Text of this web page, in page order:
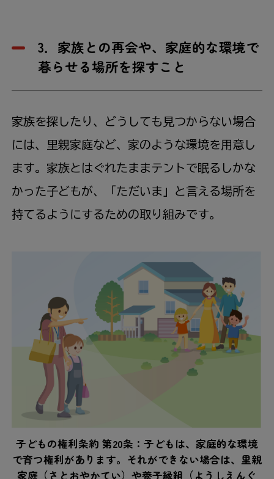
3．家族との再会や、家庭的な環境で
暮らせる場所を探すこと
家族を探したり、どうしても見つからない場合
には、里親家庭など、家のような環境を用意し
ます。家族とはぐれたままテントで眠るしかな
かった子どもが、「ただいま」と言える場所を
持てるようにするための取り組みです。
子どもの権利条約 第20条：子どもは、家庭的な環境
で育つ権利があります。それができない場合は、里親
家庭（さとおやかてい）や養子縁組（ようしえんぐ